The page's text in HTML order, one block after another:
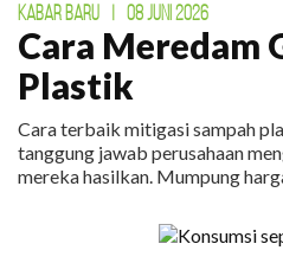
KABAR BARU 08 JUNI 2026
Cara Meredam
Plastik
Cara terbaik mitigasi sampah
tanggung jawab perusahaan
mereka hasilkan. Mumpung